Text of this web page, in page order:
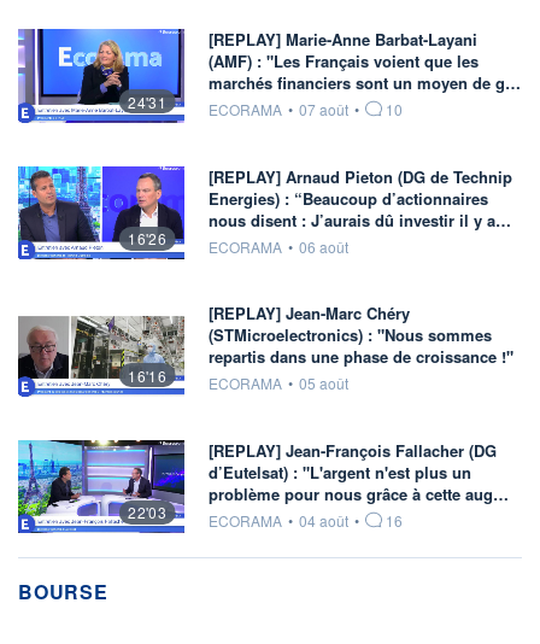
24'31
[REPLAY] Marie-Anne Barbat-Layani
(AMF) : "Les Français voient que les
marchés financiers sont un moyen de g…
information fournie par
ECORAMA • 07 août • 10
16'26
[REPLAY] Arnaud Pieton (DG de Technip
Energies) : “Beaucoup d’actionnaires
nous disent : J’aurais dû investir il y a…
information fournie par
ECORAMA • 06 août
16'16
[REPLAY] Jean-Marc Chéry
(STMicroelectronics) : "Nous sommes
repartis dans une phase de croissance !"
information fournie par
ECORAMA • 05 août
22'03
[REPLAY] Jean-François Fallacher (DG
d’Eutelsat) : "L'argent n'est plus un
problème pour nous grâce à cette aug…
information fournie par
ECORAMA • 04 août • 16
BOURSE